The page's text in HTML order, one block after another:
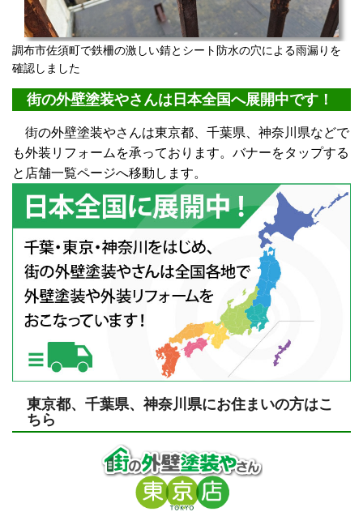
調布市佐須町で鉄柵の激しい錆とシート防水の穴による雨漏りを
確認しました
街の外壁塗装やさんは日本全国へ展開中です！
街の外壁塗装やさんは東京都、千葉県、神奈川県などで
も外装リフォームを承っております。バナーをタップする
と店舗一覧ページへ移動します。
東京都、千葉県、神奈川県にお住まいの方はこ
ちら